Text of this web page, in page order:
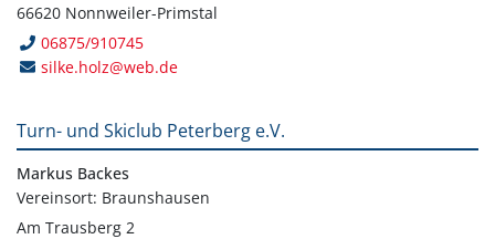
66620 Nonnweiler-Primstal
06875/910745
silke.holz@web.de
Turn- und Skiclub Peterberg e.V.
Markus Backes
Vereinsort: Braunshausen
Am Trausberg 2